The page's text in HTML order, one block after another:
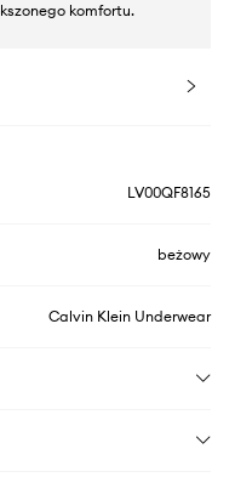
komfortu.
LV00QF8165
beżowy
Calvin Klein Underwear